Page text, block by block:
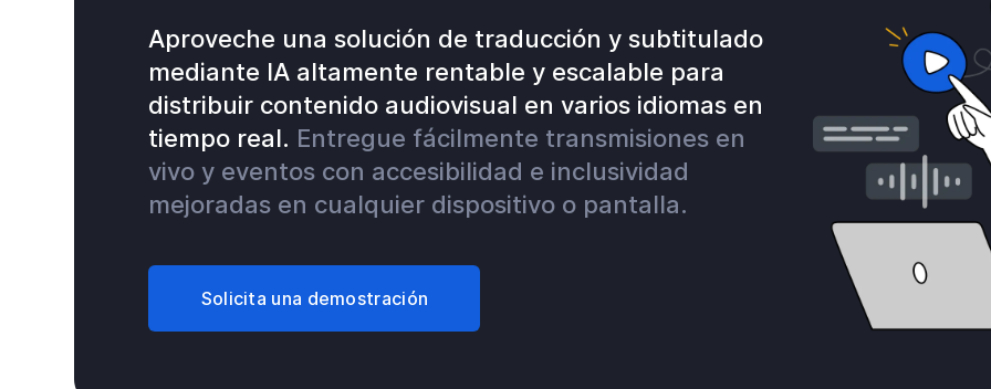
Aproveche una solución de traducción y subtitulado
mediante IA altamente rentable y escalable para
distribuir contenido audiovisual en varios idiomas en
tiempo real. Entregue fácilmente transmisiones en
vivo y eventos con accesibilidad e inclusividad
mejoradas en cualquier dispositivo o pantalla.
Solicita una demostración